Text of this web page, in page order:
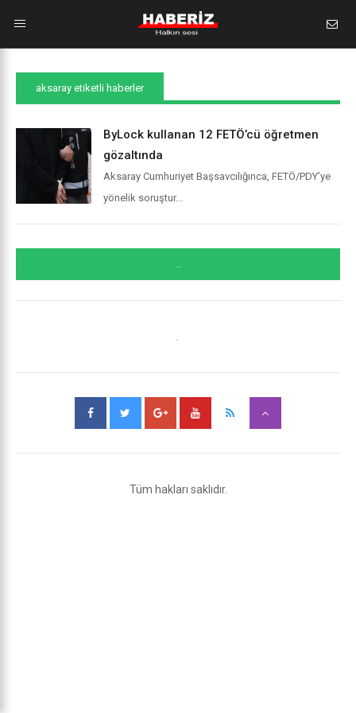
aksaray etiketli haberler
ByLock kullanan 12 FETÖ’cü öğretmen
gözaltında
Aksaray Cumhuriyet Başsavcılığınca, FETÖ/PDY’ye
yönelik soruştur...
...
Tüm hakları saklıdır.